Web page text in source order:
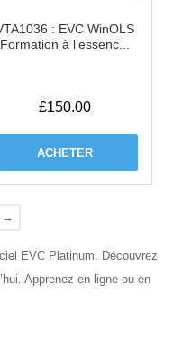
: EVC WinOLS
Formation à l’essenc...
£150.00
ACHETER
→
EVC Platinum. Découvrez
Apprenez en ligne ou en